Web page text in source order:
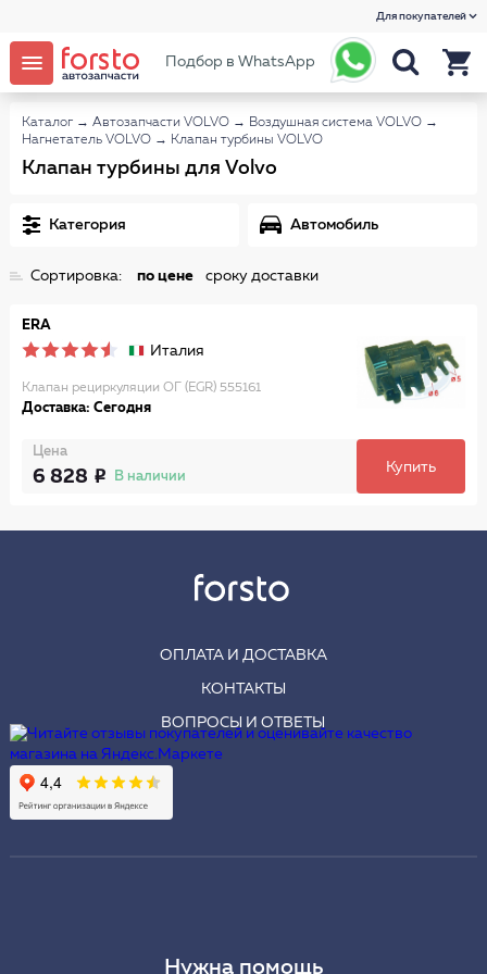
Для покупателей
Подбор в WhatsApp
Каталог → Автозапчасти VOLVO → Воздушная система VOLVO →
Нагнетатель VOLVO → Клапан турбины VOLVO
Клапан турбины для Volvo
Категория Автомобиль
Сортировка: по цене сроку доставки
ERA
Италия
Клапан рециркуляции ОГ (EGR) 555161
Доставка: Сегодня
Цена
6 828 В наличии
Купить
ОПЛАТА И ДОСТАВКА
КОНТАКТЫ
ВОПРОСЫ И ОТВЕТЫ
Нужна помощь